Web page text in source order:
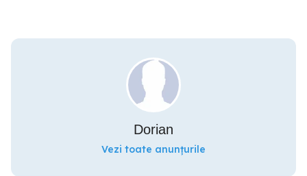
Dorian
Vezi toate anunțurile